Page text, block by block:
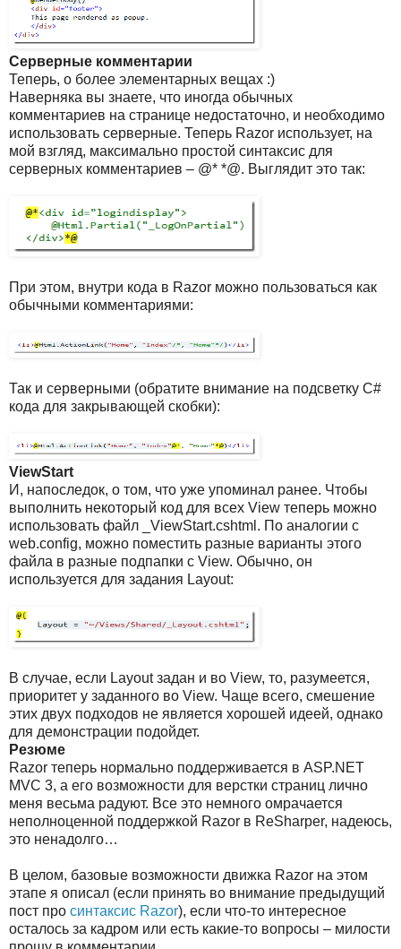
Серверные комментарии
Теперь, о более элементарных вещах :)
Наверняка вы знаете, что иногда обычных
комментариев на странице недостаточно, и необходимо
использовать серверные. Теперь Razor использует, на
мой взгляд, максимально простой синтаксис для
серверных комментариев – @* *@. Выглядит это так:
При этом, внутри кода в Razor можно пользоваться как
обычными комментариями:
Так и серверными (обратите внимание на подсветку C#
кода для закрывающей скобки):
ViewStart
И, напоследок, о том, что уже упоминал ранее. Чтобы
выполнить некоторый код для всех View теперь можно
использовать файл _ViewStart.cshtml. По аналогии с
web.config, можно поместить разные варианты этого
файла в разные подпапки с View. Обычно, он
используется для задания Layout:
В случае, если Layout задан и во View, то, разумеется,
приоритет у заданного во View. Чаще всего, смешение
этих двух подходов не является хорошей идеей, однако
для демонстрации подойдет.
Резюме
Razor теперь нормально поддерживается в ASP.NET
MVC 3, а его возможности для верстки страниц лично
меня весьма радуют. Все это немного омрачается
неполноценной поддержкой Razor в ReSharper, надеюсь,
это ненадолго…
В целом, базовые возможности движка Razor на этом
этапе я описал (если принять во внимание предыдущий
пост про синтаксис Razor), если что-то интересное
осталось за кадром или есть какие-то вопросы – милости